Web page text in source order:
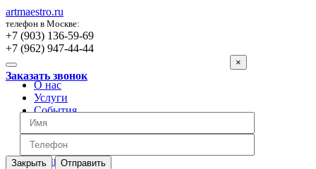
artmaestro.ru
телефон в Москве:
+7 (903) 136-59-69
+7 (962) 947-44-44
Заказать звонок
×
Закрыть Отправить
О нас
Услуги
События
Вопросы
Отзывы
Обратная связь
Цены